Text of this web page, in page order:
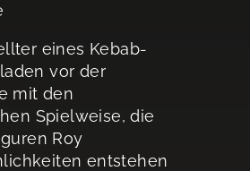
eines Kebab-
vor der
mit den
Spielweise, die
Roy
entstehen